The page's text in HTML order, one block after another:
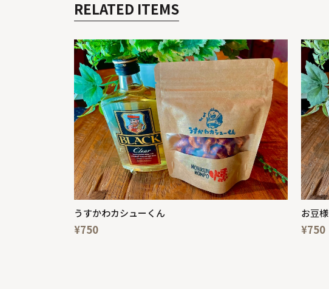
RELATED ITEMS
うすかわカシューくん
¥750
お豆様
¥750